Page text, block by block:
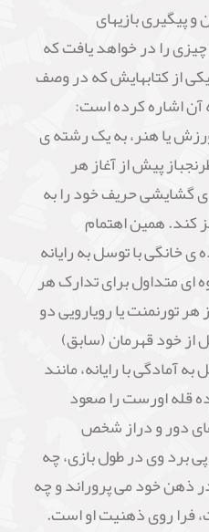
پیگیری بازیهای
را در خواهد یافت که
از کتابهایش که در وصف
اشاره کرده است:
یا هنر، به یک رشته ی
پیش از آغاز هر
گشایشی حریف خود را به
کند. همین اهتمام
خانگی با توسل به رایانه
ای متداول برای تدارک هر
هر تورنمنت یا رویارویی دو
از خود قهرمان (سابق)
آمادگی با رایانه، مانند
قله اورست را صعود
دور و دراز شخص
برد وی در طول بازی، چه
ذهن خود می پروراند و چه
فرا روی ذهنیت او است.